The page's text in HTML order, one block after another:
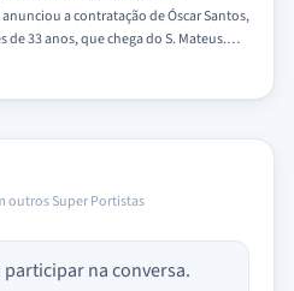
a contratação de Óscar Santos,
33 anos, que chega do S. Mateus.
outros Super Portistas
participar na conversa.